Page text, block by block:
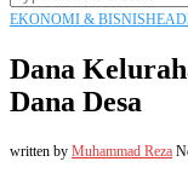
EKONOMI & BISNIS
Dana
Dana Desa
written by Muhammad Reza